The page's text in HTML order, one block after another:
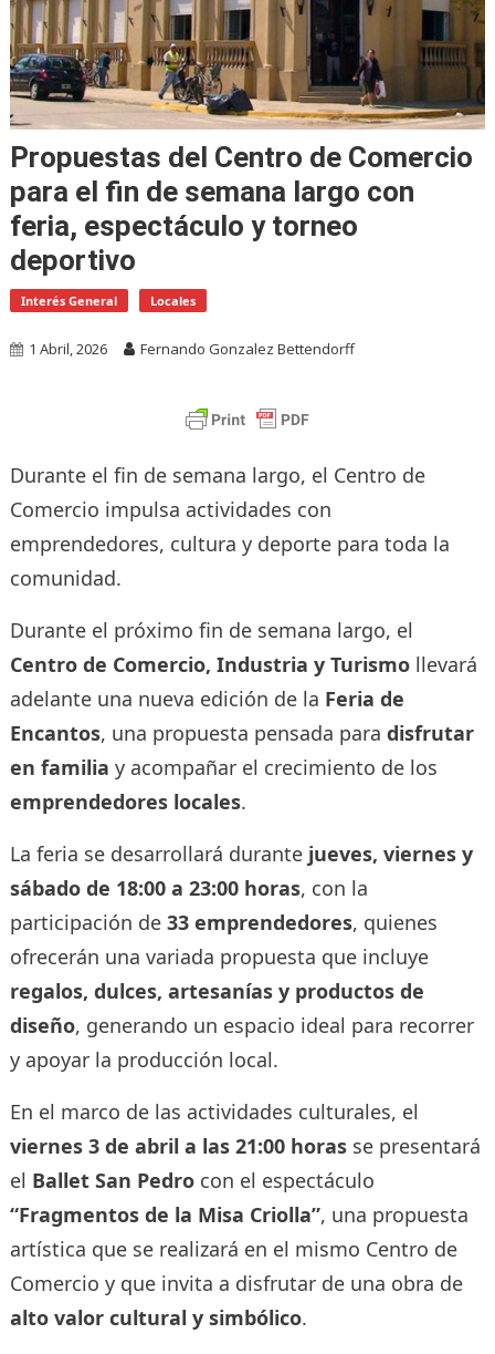
Propuestas del Centro de Comercio
para el fin de semana largo con
feria, espectáculo y torneo
deportivo
Interés General Locales
1 Abril, 2026 Fernando Gonzalez Bettendorff
Durante el fin de semana largo, el Centro de
Comercio impulsa actividades con
emprendedores, cultura y deporte para toda la
comunidad.
Durante el próximo fin de semana largo, el
Centro de Comercio, Industria y Turismollevará
adelante una nueva edición de la Feria de
Encantos, una propuesta pensada para disfrutar
en familia y acompañar el crecimiento de los
emprendedores locales.
La feria se desarrollará durante jueves, viernes y
sábado de 18:00 a 23:00 horas, con la
participación de 33 emprendedores, quienes
ofrecerán una variada propuesta que incluye
regalos, dulces, artesanías y productos de
diseño, generando un espacio ideal para recorrer
y apoyar la producción local.
En el marco de las actividades culturales, el
viernes 3 de abril a las 21:00 horasse presentará
el Ballet San Pedrocon el espectáculo
“Fragmentos de la Misa Criolla”, una propuesta
artística que se realizará en el mismo Centro de
Comercio y que invita a disfrutar de una obra de
alto valor cultural y simbólico.